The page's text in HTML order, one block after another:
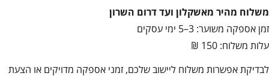
משלוח מהיר מאשקלון ועד דרום השרון
זמן אספקה משוער: 3–5 ימי עסקים
עלות משלוח: 150 ₪
לבדיקת אפשרות משלוח ליישוב שלכם, זמני אספקה מדויקים או הצעת